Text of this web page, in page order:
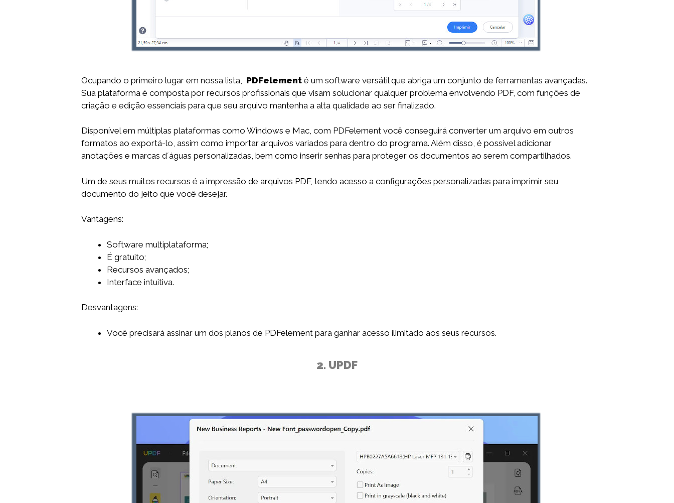
Ocupando o primeiro lugar em nossa lista, PDFelement é um software versátil que abriga um conjunto de ferramentas avançadas.
Sua plataforma é composta por recursos profissionais que visam solucionar qualquer problema envolvendo PDF, com funções de
criação e edição essenciais para que seu arquivo mantenha a alta qualidade ao ser finalizado.
Disponível em múltiplas plataformas como Windows e Mac, com PDFelement você conseguirá converter um arquivo em outros
formatos ao exportá-lo, assim como importar arquivos variados para dentro do programa. Além disso, é possível adicionar
anotações e marcas d´águas personalizadas, bem como inserir senhas para proteger os documentos ao serem compartilhados.
Um de seus muitos recursos é a impressão de arquivos PDF, tendo acesso a configurações personalizadas para imprimir seu
documento do jeito que você desejar.
Vantagens:
Software multiplataforma;
É gratuito;
Recursos avançados;
Interface intuitiva.
Desvantagens:
Você precisará assinar um dos planos de PDFelement para ganhar acesso ilimitado aos seus recursos.
2. UPDF